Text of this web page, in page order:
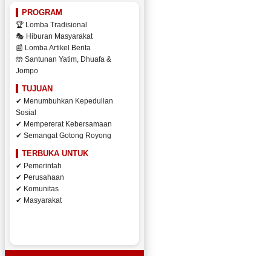
PROGRAM
🏆 Lomba Tradisional
🎭 Hiburan Masyarakat
📰 Lomba Artikel Berita
🤲 Santunan Yatim, Dhuafa &
Jompo
TUJUAN
✔ Menumbuhkan Kepedulian
Sosial
✔ Mempererat Kebersamaan
✔ Semangat Gotong Royong
TERBUKA UNTUK
✔ Pemerintah
✔ Perusahaan
✔ Komunitas
✔ Masyarakat